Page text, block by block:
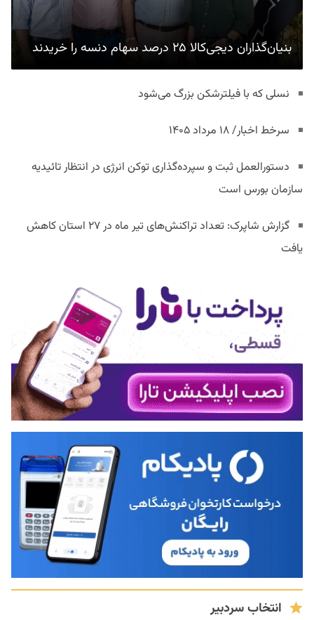
بنیان‌گذاران دیجی‌کالا ۲۵ درصد سهام دنسه را خریدند
نسلی که با فیلترشکن بزرگ می‌شود
سرخط اخبار/ ۱۸ مرداد ۱۴۰۵
دستورالعمل ثبت و سپرده‌گذاری توکن انرژی در انتظار تائیدیه
سازمان بورس است
گزارش شاپرک: تعداد تراکنش‌های تیر ماه در ۲۷ استان‌ کاهش
یافت
انتخاب سردبیر